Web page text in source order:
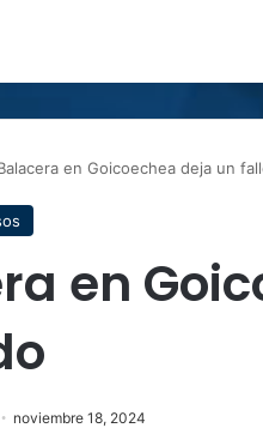
en Goicoechea deja un
en
noviembre 18, 2024